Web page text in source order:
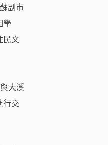
副市
學
民文
大溪
行交